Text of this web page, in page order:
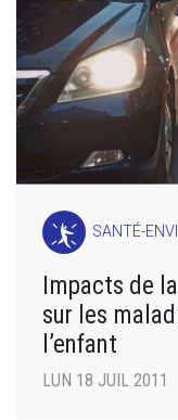
SANTÉ-
Impacts de
sur les
l’enfant
LUN 18 JUIL 2011